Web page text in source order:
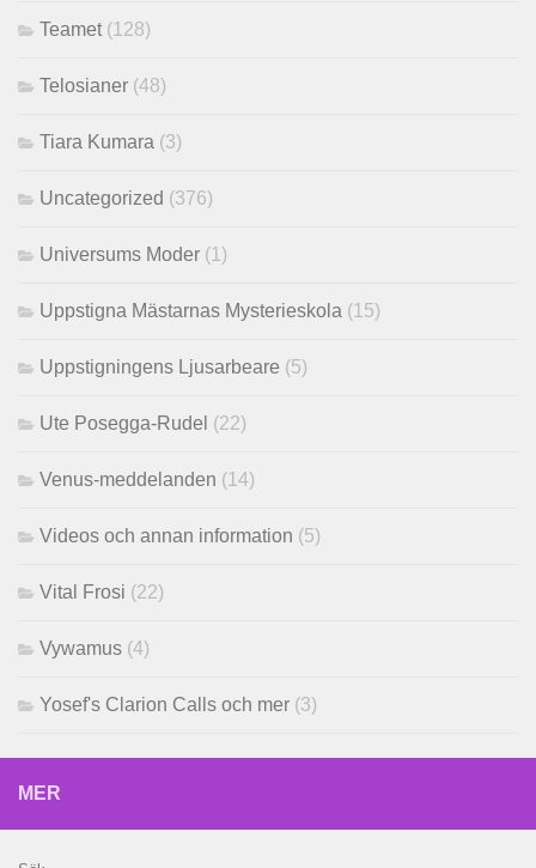
Teamet (128)
Telosianer (48)
Tiara Kumara (3)
Uncategorized (376)
Universums Moder (1)
Uppstigna Mästarnas Mysterieskola (15)
Uppstigningens Ljusarbeare (5)
Ute Posegga-Rudel (22)
Venus-meddelanden (14)
Videos och annan information (5)
Vital Frosi (22)
Vywamus (4)
Yosef's Clarion Calls och mer (3)
MER